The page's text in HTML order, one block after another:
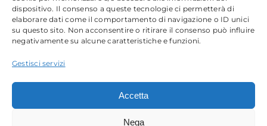
dispositivo. Il consenso a queste tecnologie ci permetterà di
elaborare dati come il comportamento di navigazione o ID unici
su questo sito. Non acconsentire o ritirare il consenso può influire
negativamente su alcune caratteristiche e funzioni.
Gestisci servizi
Accetta
Nega
Contatti
Via Gobetti, 15– 40129 Bologna
Email:info@micdrop.it